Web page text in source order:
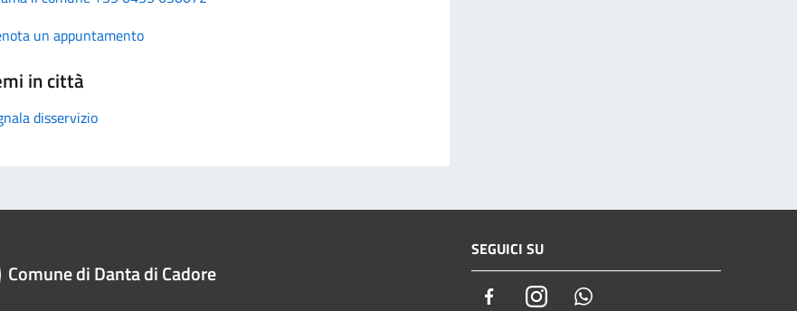
un appuntamento
in città
disservizio
Comune di Danta di Cadore
SEGUICI SU
FacebookInstagram